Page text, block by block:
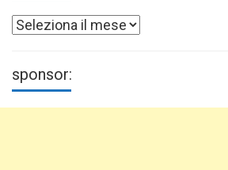
Archivi
sponsor: